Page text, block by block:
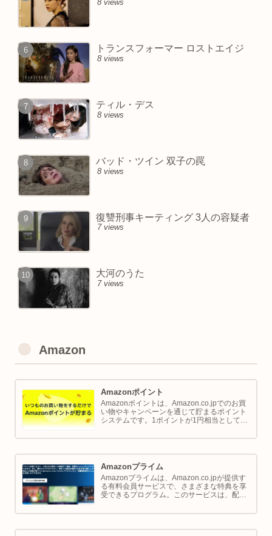
8 views
トランスフォーマー ロストエイジ
8 views
ティル・デス
8 views
バッド・ツイン 双子の罠
8 views
復讐刑事キーティング 3人の容疑者
7 views
大河のうた
7 views
Amazon
Amazonポイント
Amazonポイントは、Amazon.co.jpでのお買
い物やキャンペーンを通じて貯まるポイント
システムです。1ポイントが1円相当として、
では Amazon ポイントの使い方と貯め方を解
Amazonプライム
Amazonプライムは、Amazon.co.jpが提供す
る有料会員サービスで、さまざまな特典を享
受できるプログラム。このサービスは、配送
実、さらには限定割引までをカバーし、日常